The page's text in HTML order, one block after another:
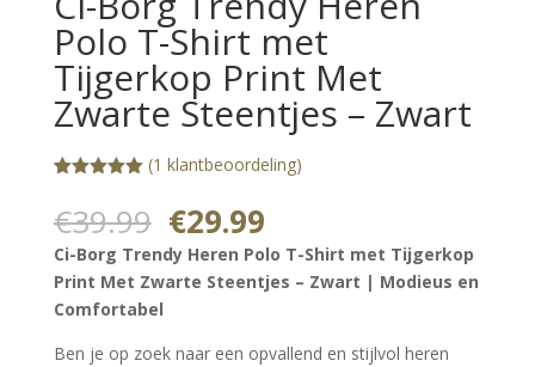
Polo T-Shirt met
Tijgerkop Print Met
Zwarte Steentjes – Zwart
gebaseerd
klantbeoorde
ling
(1 klantbeoordeling)
€39.99 Oorspronkelijke
prijs
was:
€39.99.
€29.99Huidige
prijs
is:
€29.99.
Ci-Borg Trendy Heren Polo T-Shirt met Tijgerkop
Print Met Zwarte Steentjes – Zwart | Modieus en
Comfortabel
Ben je op zoek naar een opvallend en stijlvol heren